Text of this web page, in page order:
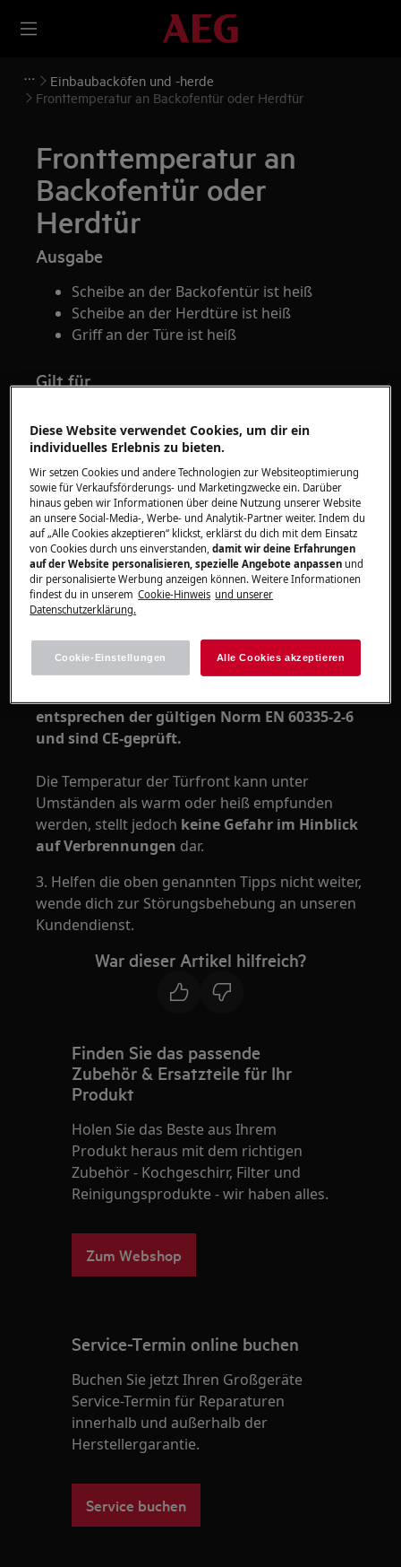
Einbaubacköfen und -herde
Fronttemperatur an Backofentür oder Herdtür
Fronttemperatur an
Backofentür oder
Herdtür
Ausgabe
Scheibe an der Backofentür ist heiß
Scheibe an der Herdtüre ist heiß
Griff an der Türe ist heiß
Gilt für
Einbauherde
Lösung
Die Temperatur an der Fronttür hängt
von mehreren Faktoren ab, darunter:
die Ausstattung des Geräts
die eingestellte Temperatur
die Betriebsdauer
die Umgebungstemperatur
entsprechen der gültigen Norm EN 60335-2-6
und sind CE-geprüft.
Die Temperatur der Türfront kann unter
Umständen als warm oder heiß empfunden
werden, stellt jedoch keine Gefahr im Hinblick
auf Verbrennungen dar.
3. Helfen die oben genannten Tipps nicht weiter,
wende dich zur Störungsbehebung an unseren
Kundendienst.
War dieser Artikel hilfreich?
Finden Sie das passende
Zubehör & Ersatzteile für Ihr
Produkt
Holen Sie das Beste aus Ihrem
Produkt heraus mit dem richtigen
Zubehör - Kochgeschirr, Filter und
Reinigungsprodukte - wir haben alles.
Zum Webshop
Service-Termin online buchen
Buchen Sie jetzt Ihren Großgeräte
Service-Termin für Reparaturen
innerhalb und außerhalb der
Herstellergarantie.
Service buchen
Diese Website verwendet Cookies, um dir ein
individuelles Erlebnis zu bieten.
Wir setzen Cookies und andere Technologien zur Websiteoptimierung
sowie für Verkaufsförderungs- und Marketingzwecke ein. Darüber
hinaus geben wir Informationen über deine Nutzung unserer Website
an unsere Social-Media-, Werbe- und Analytik-Partner weiter. Indem du
auf „Alle Cookies akzeptieren“ klickst, erklärst du dich mit dem Einsatz
von Cookies durch uns einverstanden,damit wir deine Erfahrungen
auf der Website personalisieren, spezielle Angebote anpassen und
dir personalisierte Werbung anzeigen können. Weitere Informationen
findest du in unserem Cookie-Hinweis und unserer
Datenschutzerklärung.
Cookie-Einstellungen Alle Cookies akzeptieren